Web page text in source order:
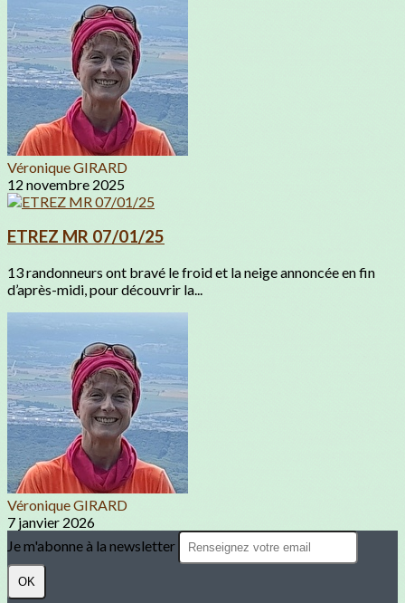
Véronique GIRARD
12 novembre 2025
ETREZ MR 07/01/25
13 randonneurs ont bravé le froid et la neige annoncée en fin
d’après-midi, pour découvrir la...
Véronique GIRARD
7 janvier 2026
Je m'abonne à la newsletter
OK